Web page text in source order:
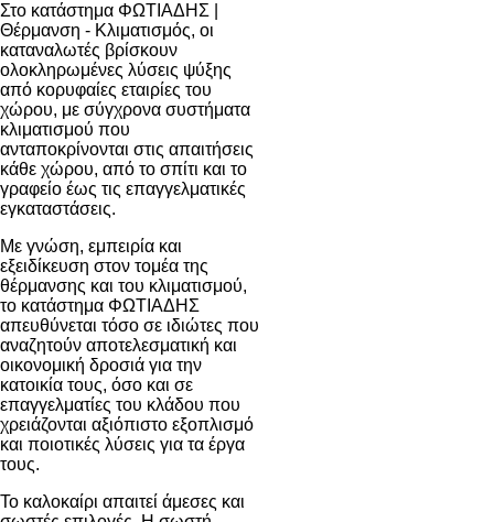
Στο κατάστημα ΦΩΤΙΑΔΗΣ |
Θέρμανση - Κλιματισμός, οι
καταναλωτές βρίσκουν
ολοκληρωμένες λύσεις ψύξης
από κορυφαίες εταιρίες του
χώρου, με σύγχρονα συστήματα
κλιματισμού που
ανταποκρίνονται στις απαιτήσεις
κάθε χώρου, από το σπίτι και το
γραφείο έως τις επαγγελματικές
εγκαταστάσεις.
Με γνώση, εμπειρία και
εξειδίκευση στον τομέα της
θέρμανσης και του κλιματισμού,
το κατάστημα ΦΩΤΙΑΔΗΣ
απευθύνεται τόσο σε ιδιώτες που
αναζητούν αποτελεσματική και
οικονομική δροσιά για την
κατοικία τους, όσο και σε
επαγγελματίες του κλάδου που
χρειάζονται αξιόπιστο εξοπλισμό
και ποιοτικές λύσεις για τα έργα
τους.
Το καλοκαίρι απαιτεί άμεσες και